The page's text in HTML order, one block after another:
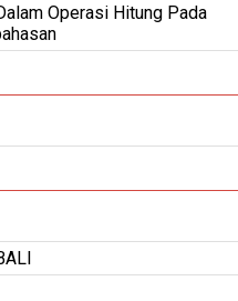
Operasi Hitung Pada